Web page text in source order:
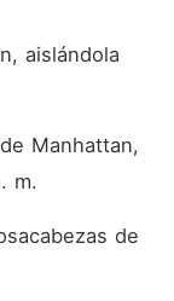
aislándola
Manhattan,
m.
de